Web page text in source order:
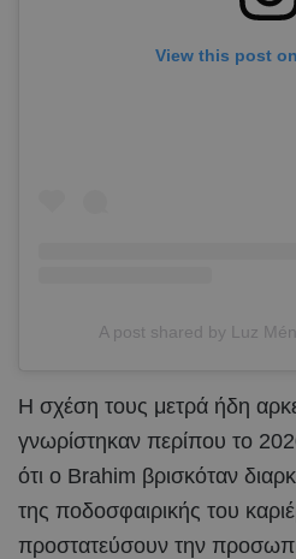
View this post
A post shared by Luz
Η σχέση τους μετρά ήδη
γνωρίστηκαν περίπου το
ότι ο Brahim βρισκόταν
της ποδοσφαιρικής του
προστατεύσουν την